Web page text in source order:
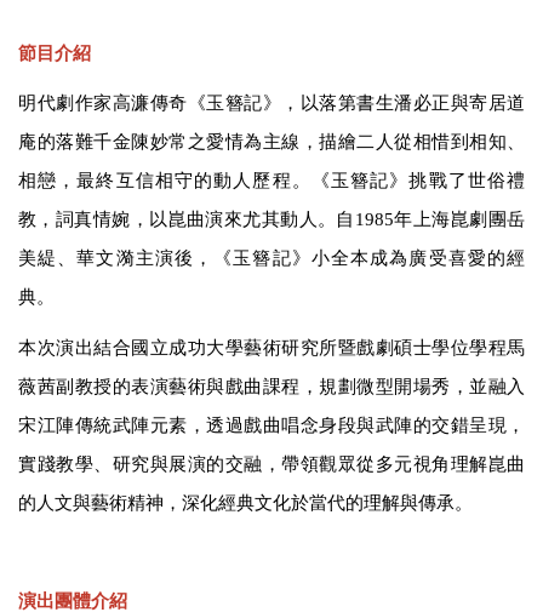
節目介紹
明代劇作家高濂傳奇《玉簪記》，以落第書生潘必正與寄居道
庵的落難千金陳妙常之愛情為主線，描繪二人從相惜到相知、
相戀，最終互信相守的動人歷程。《玉簪記》挑戰了世俗禮
教，詞真情婉，以崑曲演來尤其動人。自1985年上海崑劇團岳
美緹、華文漪主演後，《玉簪記》小全本成為廣受喜愛的經
典。
本次演出結合國立成功大學藝術研究所暨戲劇碩士學位學程馬
薇茜副教授的表演藝術與戲曲課程，規劃微型開場秀，並融入
宋江陣傳統武陣元素，透過戲曲唱念身段與武陣的交錯呈現，
實踐教學、研究與展演的交融，帶領觀眾從多元視角理解崑曲
的人文與藝術精神，深化經典文化於當代的理解與傳承。
演出團體介紹